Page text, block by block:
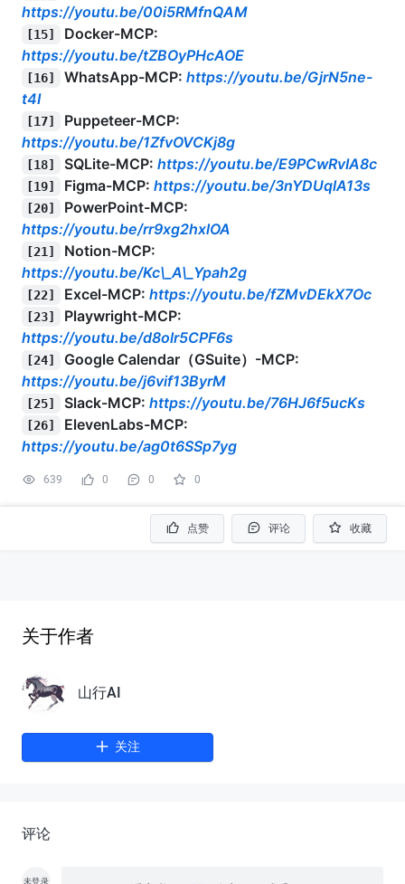
https://youtu.be/00i5RMfnQAM
[15]
Docker-MCP:
https://youtu.be/tZBOyPHcAOE
[16] WhatsApp-MCP: https://youtu.be/GjrN5ne-
t4I
[17]
Puppeteer-MCP:
https://youtu.be/1ZfvOVCKj8g
[18] SQLite-MCP: https://youtu.be/E9PCwRvIA8c
[19] Figma-MCP: https://youtu.be/3nYDUqlA13s
[20]
PowerPoint-MCP:
https://youtu.be/rr9xg2hxlOA
[21]
Notion-MCP:
https://youtu.be/Kc\_A\_Ypah2g
[22] Excel-MCP: https://youtu.be/fZMvDEkX7Oc
[23]
Playwright-MCP:
https://youtu.be/d8olr5CPF6s
[24]
Google Calendar（GSuite）-MCP:
https://youtu.be/j6vif13ByrM
[25] Slack-MCP: https://youtu.be/76HJ6f5ucKs
[26]
ElevenLabs-MCP:
https://youtu.be/ag0t6SSp7yg
639 0 0 0
点赞 评论 收藏
关于作者
山行AI
关注
评论
未登录